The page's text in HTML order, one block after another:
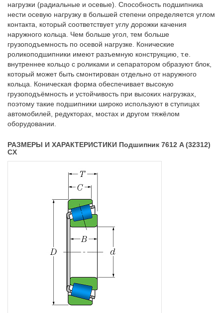
нагрузки (радиальные и осевые). Способность подшипника
нести осевую нагрузку в большей степени определяется углом
контакта, который соответствует углу дорожки качения
наружного кольца. Чем больше угол, тем больше
грузоподъемность по осевой нагрузке. Конические
роликоподшипники имеют разъемную конструкцию, т.е.
внутреннее кольцо с роликами и сепаратором образуют блок,
который может быть смонтирован отдельно от наружного
кольца. Коническая форма обеспечивает высокую
грузоподъёмность и устойчивость при высоких нагрузках,
поэтому такие подшипники широко используют в ступицах
автомобилей, редукторах, мостах и другом тяжёлом
оборудовании.
РАЗМЕРЫ И ХАРАКТЕРИСТИКИ Подшипник 7612 A (32312)
CX